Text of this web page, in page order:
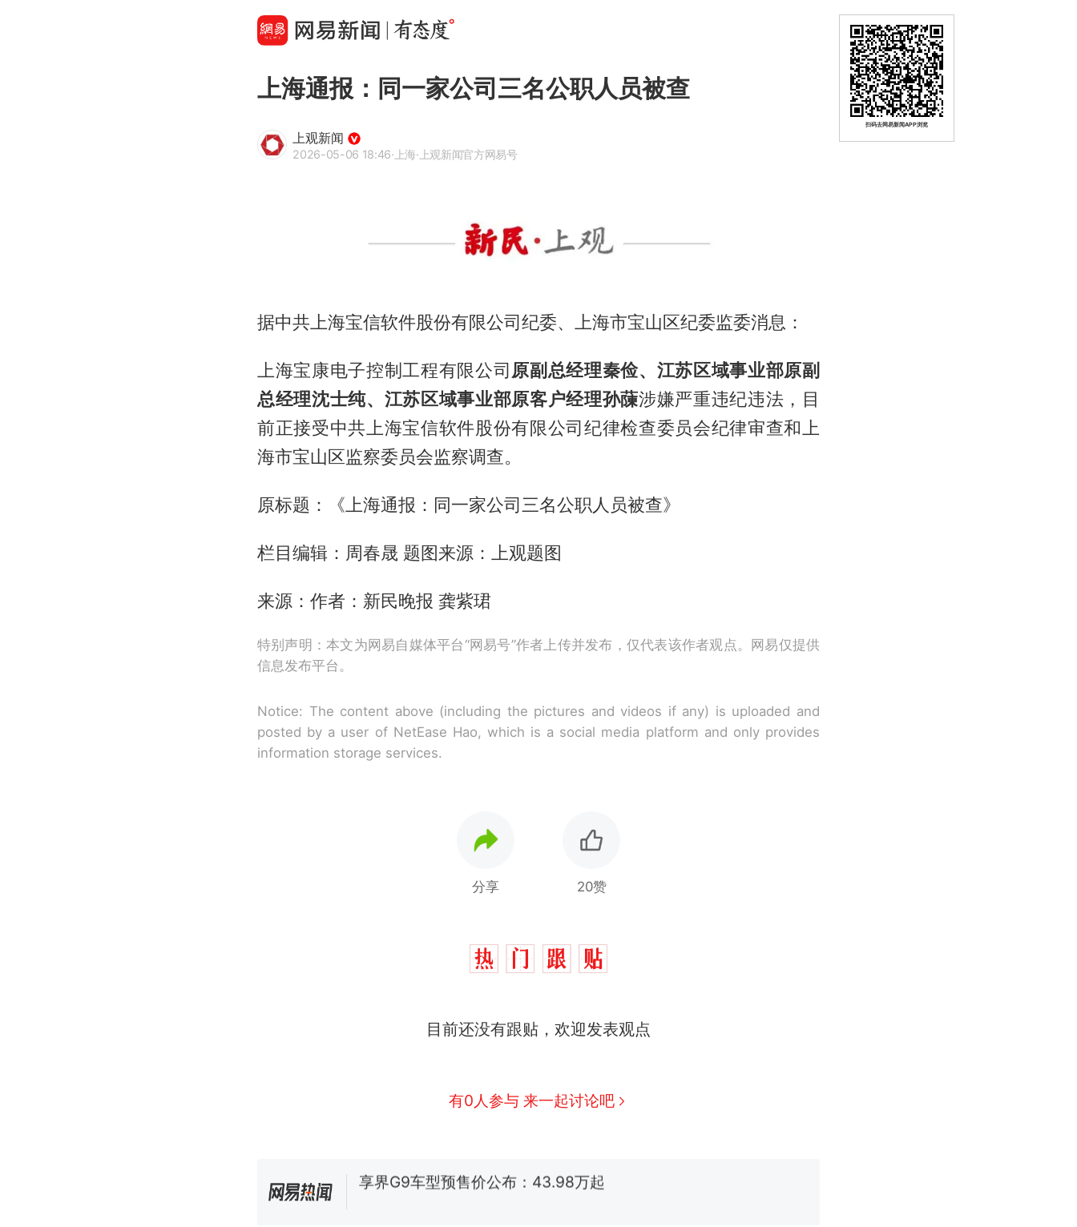
上海通报：同一家公司三名公职人员被查
上观新闻
2026-05-06 18:46·上海·上观新闻官方网易号
据中共上海宝信软件股份有限公司纪委、上海市宝山区纪委监委消息：
上海宝康电子控制工程有限公司原副总经理秦俭、江苏区域事业部原副
总经理沈士纯、江苏区域事业部原客户经理孙蔯涉嫌严重违纪违法，目
前正接受中共上海宝信软件股份有限公司纪律检查委员会纪律审查和上
海市宝山区监察委员会监察调查。
原标题：《上海通报：同一家公司三名公职人员被查》
栏目编辑：周春晟 题图来源：上观题图
来源：作者：新民晚报 龚紫珺
特别声明：本文为网易自媒体平台“网易号”作者上传并发布，仅代表该作者观点。网易仅提供
信息发布平台。
Notice: The content above (including the pictures and videos if any) is uploaded and
posted by a user of NetEase Hao, which is a social media platform and only provides
information storage services.
分享 20赞
目前还没有跟贴，欢迎发表观点
有0人参与 来一起讨论吧
费大厨“全国小炒肉大王”称号，仅凭视频评出？中国烹饪协会回
参考消息）
佛山一中学招聘物理教师，笔试前13名均遭淘汰？教育局：已叫停
热 那个在床头放菜刀的女孩，因老师一句“跟我回家”改写了人生
扫码去网易新闻APP浏览